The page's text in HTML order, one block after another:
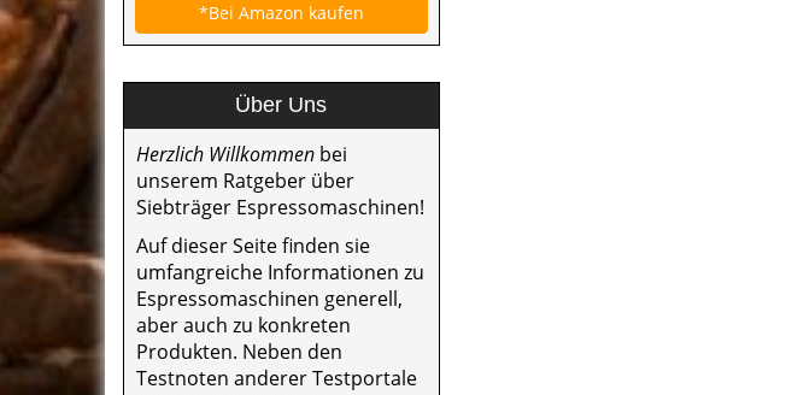
*Bei Amazon kaufen
Über Uns
Herzlich Willkommen bei
unserem Ratgeber über
Siebträger Espressomaschinen!
Auf dieser Seite finden sie
umfangreiche Informationen zu
Espressomaschinen generell,
aber auch zu konkreten
Produkten. Neben den
Testnoten anderer Testportale